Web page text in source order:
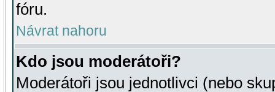
fóru.
Návrat nahoru
Kdo jsou moderátoři?
Moderátoři jsou jednotlivci (nebo